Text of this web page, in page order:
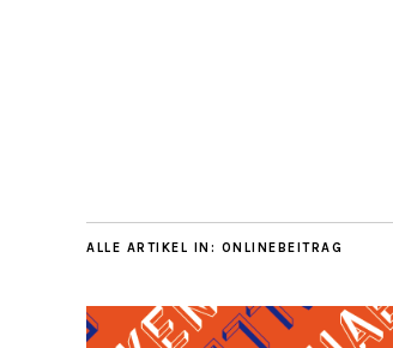
ALLE ARTIKEL IN: ONLINEBEITRAG